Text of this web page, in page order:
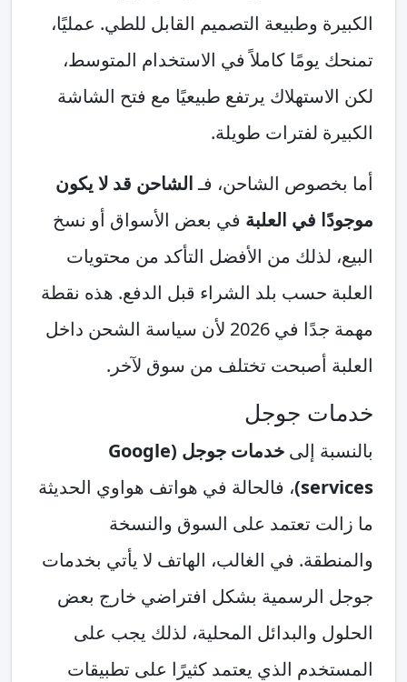
الكبيرة وطبيعة التصميم القابل للطي. عمليًا،
تمنحك يومًا كاملاً في الاستخدام المتوسط،
لكن الاستهلاك يرتفع طبيعيًا مع فتح الشاشة
الكبيرة لفترات طويلة.
أما بخصوص الشاحن، فـالشاحن قد لا يكون
موجودًا في العلبة في بعض الأسواق أو نسخ
البيع، لذلك من الأفضل التأكد من محتويات
العلبة حسب بلد الشراء قبل الدفع. هذه نقطة
مهمة جدًا في 2026 لأن سياسة الشحن داخل
العلبة أصبحت تختلف من سوق لآخر.
خدمات جوجل
بالنسبة إلى
خدمات جوجل (Google
services) ، فالحالة في هواتف هواوي الحديثة
ما زالت تعتمد على السوق والنسخة
والمنطقة. في الغالب، الهاتف لا يأتي بخدمات
جوجل الرسمية بشكل افتراضي خارج بعض
الحلول والبدائل المحلية، لذلك يجب على
المستخدم الذي يعتمد كثيرًا على تطبيقات